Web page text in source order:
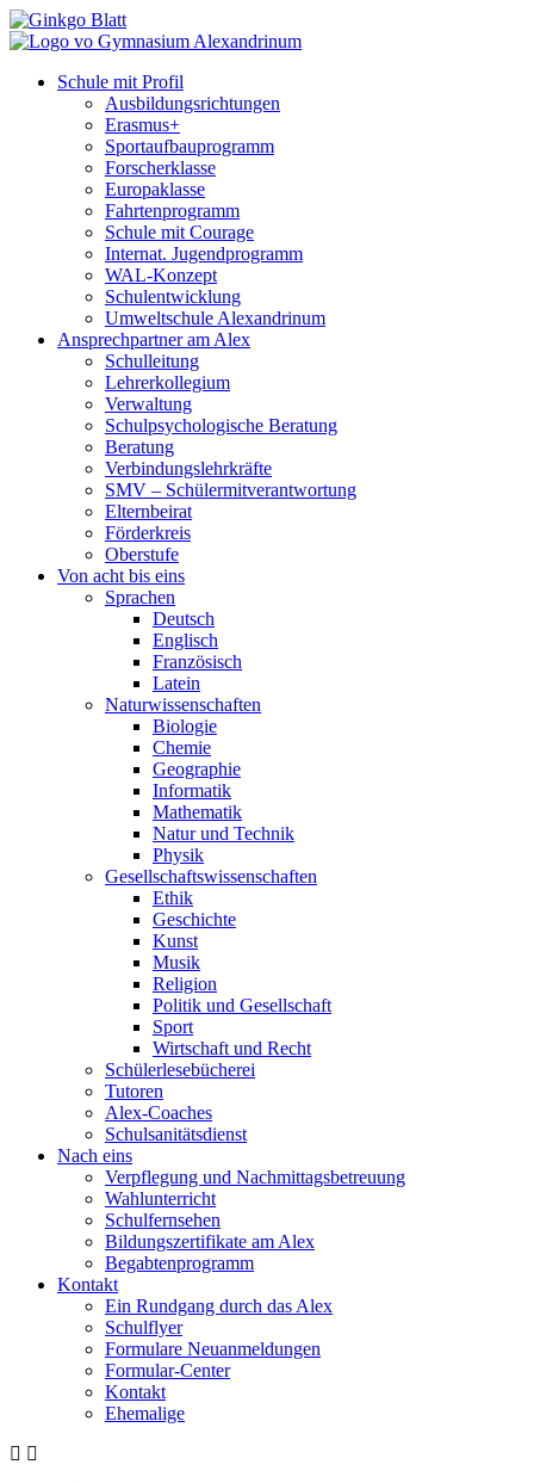
Schule mit Profil
Ausbildungsrichtungen
Erasmus+
Sportaufbauprogramm
Forscherklasse
Europaklasse
Fahrtenprogramm
Schule mit Courage
Internat. Jugendprogramm
WAL-Konzept
Schulentwicklung
Umweltschule Alexandrinum
Ansprechpartner am Alex
Schulleitung
Lehrerkollegium
Verwaltung
Schulpsychologische Beratung
Beratung
Verbindungslehrkräfte
SMV – Schülermitverantwortung
Elternbeirat
Förderkreis
Oberstufe
Von acht bis eins
Sprachen
Deutsch
Englisch
Französisch
Latein
Naturwissenschaften
Biologie
Chemie
Geographie
Informatik
Mathematik
Natur und Technik
Physik
Gesellschaftswissenschaften
Ethik
Geschichte
Kunst
Musik
Religion
Politik und Gesellschaft
Sport
Wirtschaft und Recht
Schülerlesebücherei
Tutoren
Alex-Coaches
Schulsanitätsdienst
Nach eins
Verpflegung und Nachmittagsbetreuung
Wahlunterricht
Schulfernsehen
Bildungszertifikate am Alex
Begabtenprogramm
Kontakt
Ein Rundgang durch das Alex
Schulflyer
Formulare Neuanmeldungen
Formular-Center
Kontakt
Ehemalige